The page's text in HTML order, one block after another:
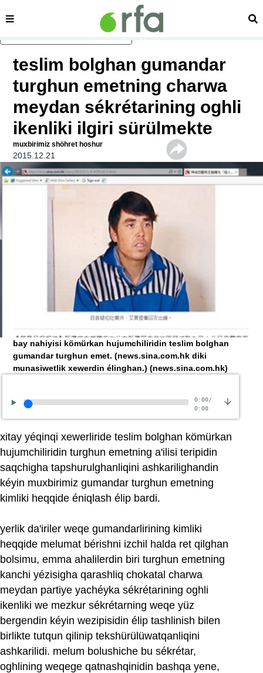
asasliq mezmungha atlang
sehipe
teslim bolghan gumandar
turghun emetning charwa
meydan sékrétarining oghli
ikenliki ilgiri sürülmekte
muxbirimiz shöhret hoshur
2015.12.21
bay nahiyisi kömürkan hujumchiliridin teslim bolghan
gumandar turghun emet. (news.sina.com.hk diki
munasiwetlik xewerdin élinghan.)(news.sina.com.hk)
0:00/
0:00
xitay yéqinqi xewerliride teslim bolghan kömürkan
hujumchiliridin turghun emetning a'ilisi teripidin
saqchigha tapshurulghanliqini ashkarilighandin
kéyin muxbirimiz gumandar turghun emetning
kimliki heqqide éniqlash élip bardi.
yerlik da'iriler weqe gumandarlirining kimliki
heqqide melumat bérishni izchil halda ret qilghan
bolsimu, emma ahalilerdin biri turghun emetning
kanchi yézisigha qarashliq chokatal charwa
meydan partiye yachéyka sékrétarining oghli
ikenliki we mezkur sékrétarning weqe yüz
bergendin kéyin wezipisidin élip tashlinish bilen
birlikte tutqun qilinip tekshürülüwatqanliqini
ashkarilidi. melum bolushiche bu sékrétar,
oghlining weqege qatnashqinidin bashqa yene,